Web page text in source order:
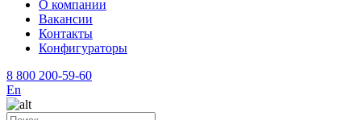
О компании
Вакансии
Контакты
Конфигураторы
8 800 200-59-60
En